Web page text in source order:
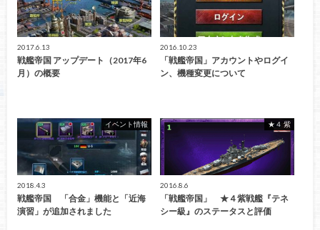
2017.6.13
戦艦帝国 アップデート（2017年6
月）の概要
2016.10.23
「戦艦帝国」アカウントやログイ
ン、機種変更について
イベント情報
2018.4.3
戦艦帝国 「合金」機能と「近海
演習」が追加されました
★４ 紫
2016.8.6
「戦艦帝国」 ★４紫戦艦『テネ
シー級』のステータスと評価